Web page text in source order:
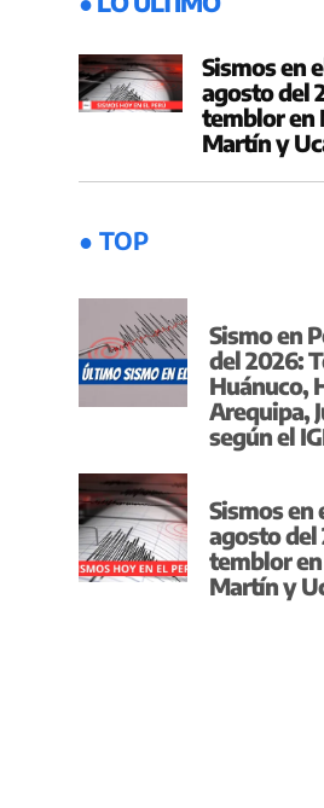
Sismos en
agosto del
temblor en
Martín y
● TOP
Sismo en
del 2026:
Huánuco,
Arequipa,
según el
Sismos en
agosto del
temblor
Martín y